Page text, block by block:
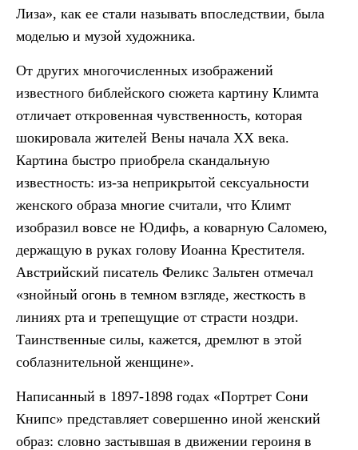
Лиза», как ее стали называть впоследствии, была
моделью и музой художника.
От других многочисленных изображений
известного библейского сюжета картину Климта
отличает откровенная чувственность, которая
шокировала жителей Вены начала ХХ века.
Картина быстро приобрела скандальную
известность: из-за неприкрытой сексуальности
женского образа многие считали, что Климт
изобразил вовсе не Юдифь, а коварную Саломею,
держащую в руках голову Иоанна Крестителя.
Австрийский писатель Феликс Зальтен отмечал
«знойный огонь в темном взгляде, жесткость в
линиях рта и трепещущие от страсти ноздри.
Таинственные силы, кажется, дремлют в этой
соблазнительной женщине».
Написанный в 1897-1898 годах «Портрет Сони
Книпс» представляет совершенно иной женский
образ: словно застывшая в движении героиня в